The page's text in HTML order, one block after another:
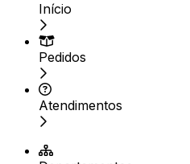
Início
Pedidos
Atendimentos